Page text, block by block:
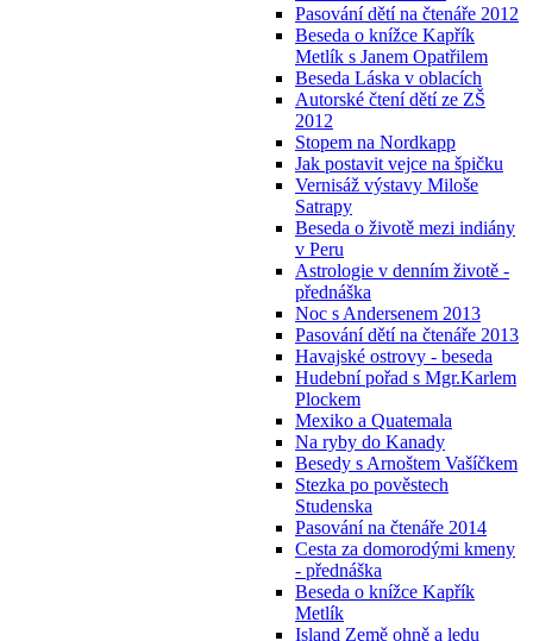
Pasování dětí na čtenáře 2012
Beseda o knížce Kapřík
Metlík s Janem Opatřilem
Beseda Láska v oblacích
Autorské čtení dětí ze ZŠ
2012
Stopem na Nordkapp
Jak postavit vejce na špičku
Vernisáž výstavy Miloše
Satrapy
Beseda o životě mezi indiány
v Peru
Astrologie v denním životě -
přednáška
Noc s Andersenem 2013
Pasování dětí na čtenáře 2013
Havajské ostrovy - beseda
Hudební pořad s Mgr.Karlem
Plockem
Mexiko a Quatemala
Na ryby do Kanady
Besedy s Arnoštem Vašíčkem
Stezka po pověstech
Studenska
Pasování na čtenáře 2014
Cesta za domorodými kmeny
- přednáška
Beseda o knížce Kapřík
Metlík
Island Země ohně a ledu